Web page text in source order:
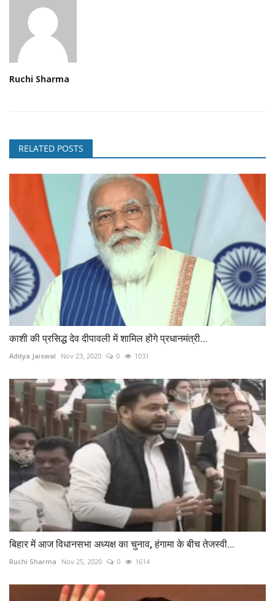
Ruchi Sharma
RELATED POSTS
काशी की प्रसिद्ध देव दीपावली में शामिल होंगे प्रधानमंत्री...
Aditya Jaiswal Nov 23, 2020 0 1031
बिहार में आज विधानसभा अध्यक्ष का चुनाव, हंगामा के बीच तेजस्वी...
Ruchi Sharma Nov 25, 2020 0 1614